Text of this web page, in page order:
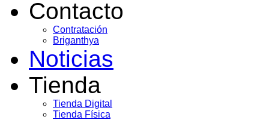
Contacto
Contratación
Briganthya
Noticias
Tienda
Tienda Digital
Tienda Física